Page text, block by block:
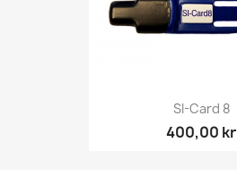
SI-Card 8
400,00 kr